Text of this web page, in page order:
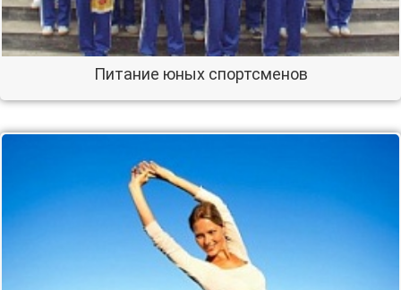
Питание юных спортсменов